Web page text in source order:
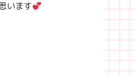
います